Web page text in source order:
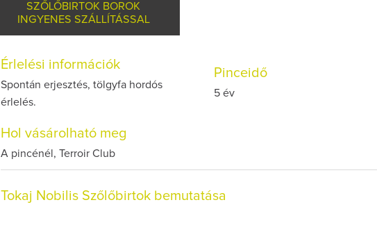
SZŐLŐBIRTOK BOROK
INGYENES SZÁLLÍTÁSSAL
Érlelési információk
Spontán erjesztés, tölgyfa hordós
érlelés.
Pinceidő
5 év
Hol vásárolható meg
A pincénél, Terroir Club
Tokaj Nobilis Szőlőbirtok bemutatása